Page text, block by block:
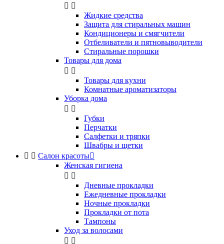
 
Жидкие средства
Защита для стиральных машин
Кондиционеры и смягчители
Отбеливатели и пятновыводители
Стиральные порошки
Товары для дома
 
Товары для кухни
Комнатные ароматизаторы
Уборка дома
 
Губки
Перчатки
Салфетки и тряпки
Швабры и щетки
  Салон красоты
Женская гигиена
 
Дневные прокладки
Ежедневные прокладки
Ночные прокладки
Прокладки от пота
Тампоны
Уход за волосами
 